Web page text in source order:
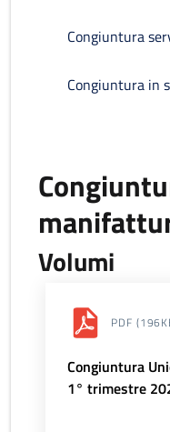
Congiuntura
Congiuntura in
Volumi
PDF
Congiuntura
1° trimestre